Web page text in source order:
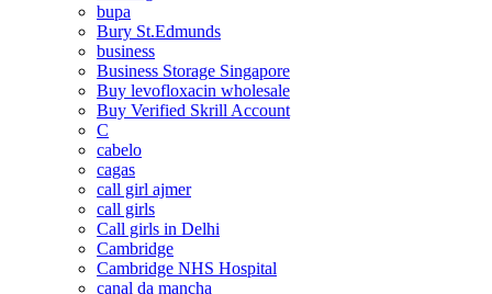
bupa
Bury St.Edmunds
business
Business Storage Singapore
Buy levofloxacin wholesale
Buy Verified Skrill Account
C
cabelo
cagas
call girl ajmer
call girls
Call girls in Delhi
Cambridge
Cambridge NHS Hospital
canal da mancha